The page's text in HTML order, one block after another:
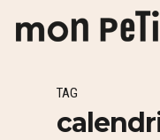
Hit enter to
TAG